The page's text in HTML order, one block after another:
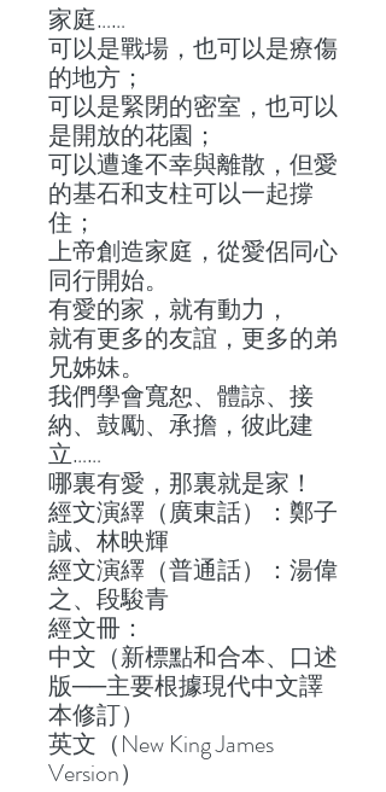
家庭……
可以是戰場，也可以是療傷
的地方；
可以是緊閉的密室，也可以
是開放的花園；
可以遭逢不幸與離散，但愛
的基石和支柱可以一起撐
住；
上帝創造家庭，從愛侶同心
同行開始。
有愛的家，就有動力，
就有更多的友誼，更多的弟
兄姊妹。
我們學會寬恕、體諒、接
納、鼓勵、承擔，彼此建
立……
哪裏有愛，那裏就是家！
經文演繹（廣東話）：鄭子
誠、林映輝
經文演繹（普通話）：湯偉
之、段駿青
經文冊：
中文（新標點和合本、口述
版──主要根據現代中文譯
本修訂）
英文（New King James
Version）